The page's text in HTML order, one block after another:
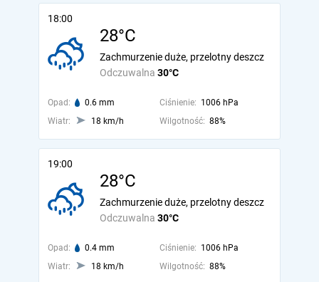
18:00
28°C
Odczuwalna 30°C
Zachmurzenie duże, przelotny deszcz
Opad: 0.6 mm Ciśnienie: 1006 hPa
Wiatr:
18 km/h Wilgotność: 88%
19:00
28°C
Odczuwalna 30°C
Zachmurzenie duże, przelotny deszcz
Opad: 0.4 mm Ciśnienie: 1006 hPa
Wiatr:
18 km/h Wilgotność: 88%